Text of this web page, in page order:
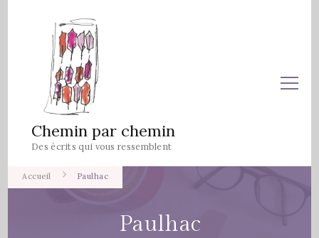
Chemin par chemin
Des écrits qui vous ressemblent
Accueil Paulhac
Paulhac